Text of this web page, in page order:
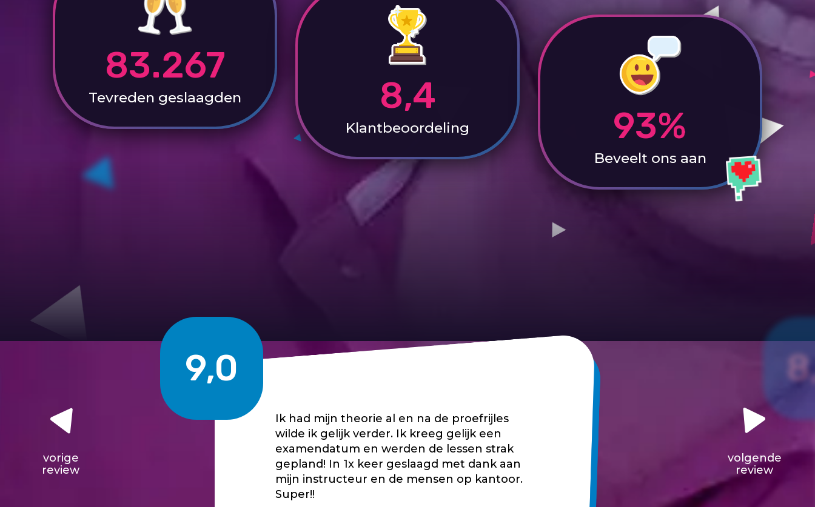
83.267
Tevreden geslaagden 8,4
Klantbeoordeling 93%
Beveelt ons aan
9,0
Ik had mijn theorie al en na de proefrijles
wilde ik gelijk verder. Ik kreeg gelijk een
examendatum en werden de lessen strak
gepland! In 1x keer geslaagd met dank aan
mijn instructeur en de mensen op kantoor.
Super!!
vorige
review
volgende
review